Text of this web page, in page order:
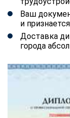
Ваш
и
Доставка
города